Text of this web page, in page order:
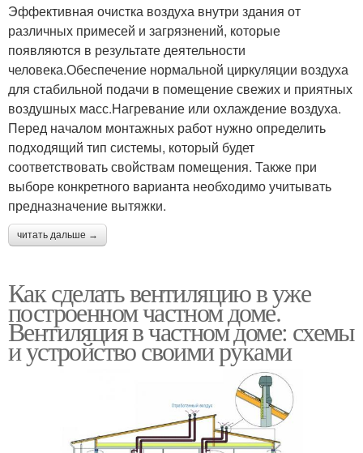
Эффективная очистка воздуха внутри здания от
различных примесей и загрязнений, которые
появляются в результате деятельности
человека.Обеспечение нормальной циркуляции воздуха
для стабильной подачи в помещение свежих и приятных
воздушных масс.Нагревание или охлаждение воздуха.
Перед началом монтажных работ нужно определить
подходящий тип системы, который будет
соответствовать свойствам помещения. Также при
выборе конкретного варианта необходимо учитывать
предназначение вытяжки.
читать дальше →
Как сделать вентиляцию в уже
построенном частном доме.
Вентиляция в частном доме: схемы
и устройство своими руками